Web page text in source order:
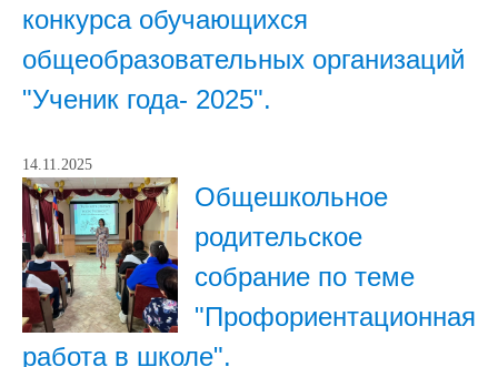
конкурса обучающихся
общеобразовательных организаций
"Ученик года- 2025".
14.11.2025
Общешкольное
родительское
собрание по теме
"Профориентационная
работа в школе".